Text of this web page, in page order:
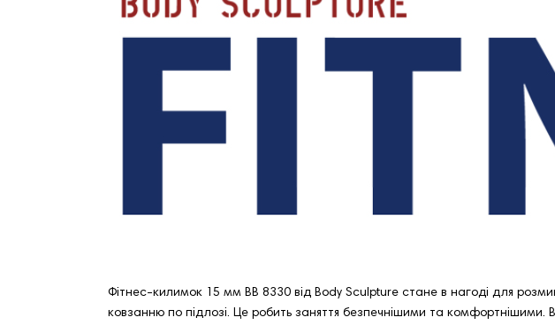
Фітнес-килимок 15 мм BB 8330 від Body Sculpture стане в нагоді для
ковзанню по підлозі. Це робить заняття безпечнішими та комфортнішими.